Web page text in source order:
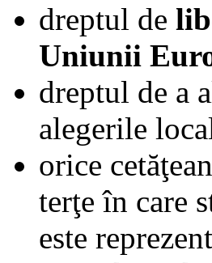
dreptul de
Uniunii
dreptul de a
alegerile
orice
terţe în care
este